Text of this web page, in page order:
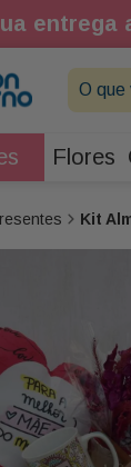
entrega
O que
Flores
Kit